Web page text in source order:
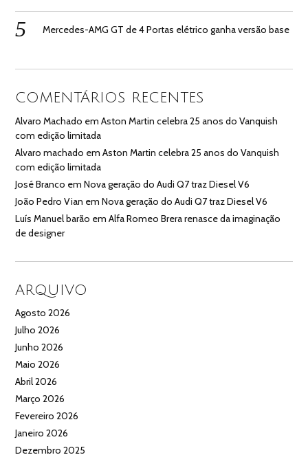
Mercedes-AMG GT de 4 Portas elétrico ganha versão base
COMENTÁRIOS RECENTES
Alvaro Machado emAston Martin celebra 25 anos do Vanquish
com edição limitada
Alvaro machado emAston Martin celebra 25 anos do Vanquish
com edição limitada
José Branco emNova geração do Audi Q7 traz Diesel V6
João Pedro Vian emNova geração do Audi Q7 traz Diesel V6
Luís Manuel barão emAlfa Romeo Brera renasce da imaginação
de designer
ARQUIVO
Agosto 2026
Julho 2026
Junho 2026
Maio 2026
Abril 2026
Março 2026
Fevereiro 2026
Janeiro 2026
Dezembro 2025